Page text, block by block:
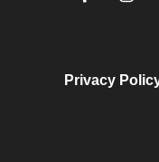
Privacy